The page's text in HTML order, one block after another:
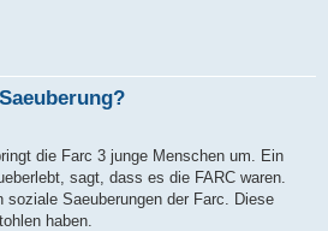
die Farc 3 junge Menschen um. Ein
sagt, dass es die FARC waren.
Saeuberungen der Farc. Diese
haben.